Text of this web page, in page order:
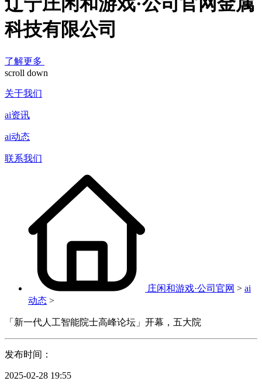
科技有限公司
了解更多
scroll down
关于我们
ai资讯
ai动态
联系我们
庄闲和游戏·公司官网 > ai
动态 >
「新一代人工智能院士高峰论坛」开幕，五大院
发布时间：
2025-02-28 19:55